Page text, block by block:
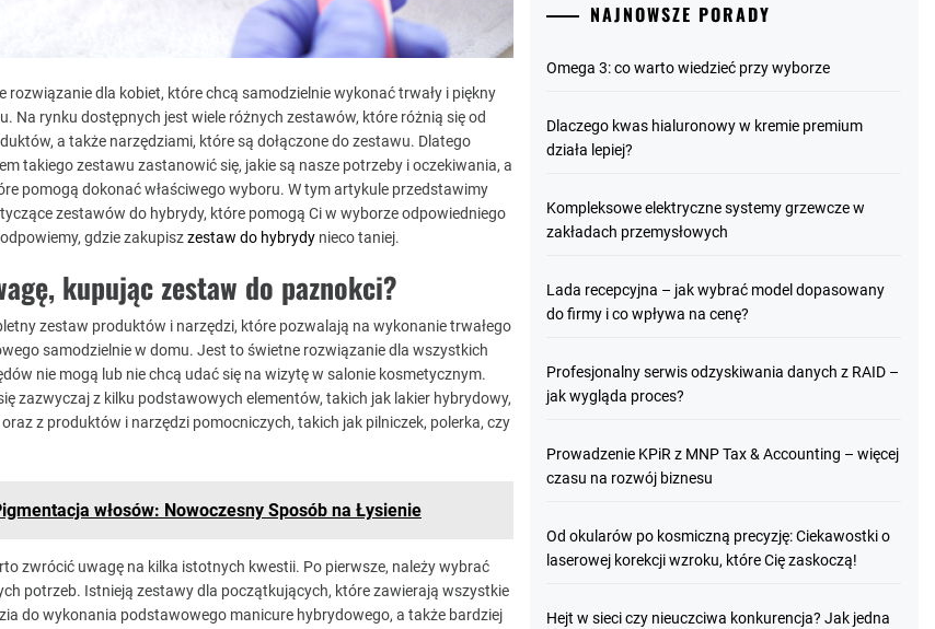
rozwiązanie dla kobiet, które chcą samodzielnie wykonać trwały i piękny
Na rynku dostępnych jest wiele różnych zestawów, które różnią się od
a także narzędziami, które są dołączone do zestawu. Dlatego
takiego zestawu zastanowić się, jakie są nasze potrzeby i oczekiwania, a
pomogą dokonać właściwego wyboru. W tym artykule przedstawimy
zestawów do hybrydy, które pomogą Ci w wyborze odpowiedniego
gdzie zakupiszzestaw do hybrydy nieco taniej.
kupując zestaw do paznokci?
zestaw produktów i narzędzi, które pozwalają na wykonanie trwałego
samodzielnie w domu. Jest to świetne rozwiązanie dla wszystkich
nie mogą lub nie chcą udać się na wizytę w salonie kosmetycznym.
zazwyczaj z kilku podstawowych elementów, takich jak lakier hybrydowy,
oraz z produktów i narzędzi pomocniczych, takich jak pilniczek, polerka, czy
włosów: Nowoczesny Sposób na Łysienie
zwrócić uwagę na kilka istotnych kwestii. Po pierwsze, należy wybrać
potrzeb. Istnieją zestawy dla początkujących, które zawierają wszystkie
do wykonania podstawowego manicure hybrydowego, a także bardziej
NAJNOWSZE PORADY
Omega 3: co warto wiedzieć przy wyborze
Dlaczego kwas hialuronowy w kremie premium
działa lepiej?
Kompleksowe elektryczne systemy grzewcze w
zakładach przemysłowych
Lada recepcyjna – jak wybrać model dopasowany
do firmy i co wpływa na cenę?
Profesjonalny serwis odzyskiwania danych z RAID –
jak wygląda proces?
Prowadzenie KPiR z MNP Tax & Accounting – więcej
czasu na rozwój biznesu
Od okularów po kosmiczną precyzję: Ciekawostki o
laserowej korekcji wzroku, które Cię zaskoczą!
Hejt w sieci czy nieuczciwa konkurencja? Jak jedna